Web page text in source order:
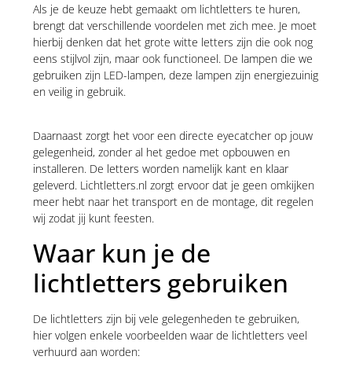
Als je de keuze hebt gemaakt om lichtletters te huren,
brengt dat verschillende voordelen met zich mee. Je moet
hierbij denken dat het grote witte letters zijn die ook nog
eens stijlvol zijn, maar ook functioneel. De lampen die we
gebruiken zijn LED-lampen, deze lampen zijn energiezuinig
en veilig in gebruik.
Daarnaast zorgt het voor een directe eyecatcher op jouw
gelegenheid, zonder al het gedoe met opbouwen en
installeren. De letters worden namelijk kant en klaar
geleverd. Lichtletters.nl zorgt ervoor dat je geen omkijken
meer hebt naar het transport en de montage, dit regelen
wij zodat jij kunt feesten.
Waar kun je de
lichtletters gebruiken
De lichtletters zijn bij vele gelegenheden te gebruiken,
hier volgen enkele voorbeelden waar de lichtletters veel
verhuurd aan worden: